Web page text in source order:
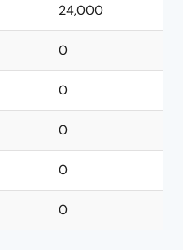
24,000
0
0
0
0
0